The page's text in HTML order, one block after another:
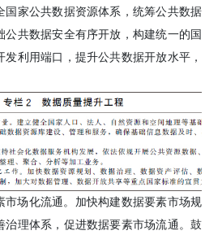
国家公共数据资源体系，统筹公共数据
公共数据安全有序开放，构建统一的国
利用端口，提升公共数据开放水平，
市场化流通。加快构建数据要素市场规
治理体系，促进数据要素市场流通。鼓